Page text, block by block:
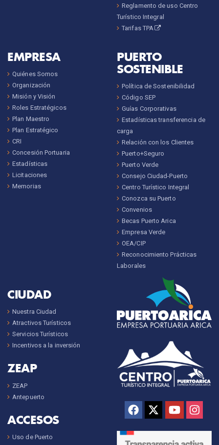
Reglamento de uso Centro
Turístico Integral
Tarifas TPA
EMPRESA
Quiénes Somos
Organización
Misión y Visión
Roles Estratégicos
Plan Maestro
Plan Estratégico
CRI
Concesión Portuaria
Estadísticas
Licitaciones
Memorias
PUERTO
SOSTENIBLE
Política de Sostenibilidad
Código SEP
Guías Corporativas
Estadísticas transferencia de
carga
Relación con los Clientes
Puerto+Seguro
Puerto Verde
Consejo Ciudad-Puerto
Centro Turístico Integral
Conozca su Puerto
Convenios
Becas Puerto Arica
Empresa Verde
OEA/CIP
Reconocimiento Prácticas
Laborales
CIUDAD
Nuestra Ciudad
Atractivos Turísticos
Servicios Turísticos
Incentivos a la inversión
ZEAP
ZEAP
Antepuerto
ACCESOS
Uso de Puerto